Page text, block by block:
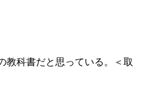
科書だと思っている。＜取